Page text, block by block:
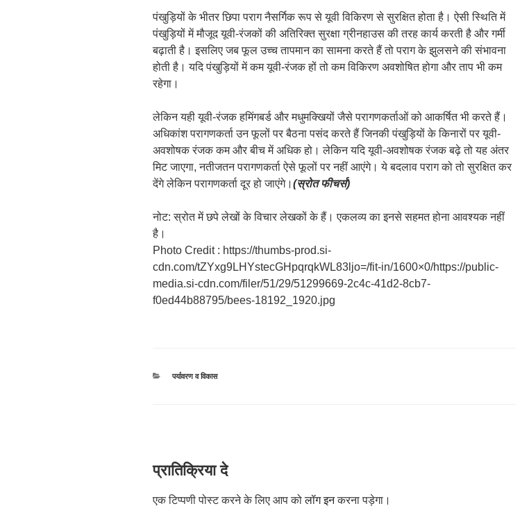
पंखुड़ियों के भीतर छिपा पराग नैसर्गिक रूप से यूवी विकिरण से सुरक्षित होता है। ऐसी स्थिति में
पंखुड़ियों में मौजूद यूवी-रंजकों की अतिरिक्त सुरक्षा ग्रीनहाउस की तरह कार्य करती है और गर्मी
बढ़ाती है। इसलिए जब फूल उच्च तापमान का सामना करते हैं तो पराग के झुलसने की संभावना
होती है। यदि पंखुड़ियों में कम यूवी-रंजक हों तो कम विकिरण अवशोषित होगा और ताप भी कम
रहेगा।
लेकिन यही यूवी-रंजक हमिंगबर्ड और मधुमक्खियों जैसे परागणकर्ताओं को आकर्षित भी करते हैं।
अधिकांश परागणकर्ता उन फूलों पर बैठना पसंद करते हैं जिनकी पंखुड़ियों के किनारों पर यूवी-
अवशोषक रंजक कम और बीच में अधिक हो। लेकिन यदि यूवी-अवशोषक रंजक बढ़े तो यह अंतर
मिट जाएगा, नतीजतन परागणकर्ता ऐसे फूलों पर नहीं आएंगे। ये बदलाव पराग को तो सुरक्षित कर
देंगे लेकिन परागणकर्ता दूर हो जाएंगे। (स्रोत फीचर्स)
नोट: स्रोत में छपे लेखों के विचार लेखकों के हैं। एकलव्य का इनसे सहमत होना आवश्यक नहीं
है।
Photo Credit : https://thumbs-prod.si-
cdn.com/tZYxg9LHYstecGHpqrqkWL83ljo=/fit-in/1600×0/https://public-
media.si-cdn.com/filer/51/29/51299669-2c4c-41d2-8cb7-
f0ed44b88795/bees-18192_1920.jpg
श्रेणियाँ
पर्यावरण व विकास
प्रातिक्रिया दे
एक टिप्पणी पोस्ट करने के लिए आप कोलॉग इनकरना पड़ेगा।